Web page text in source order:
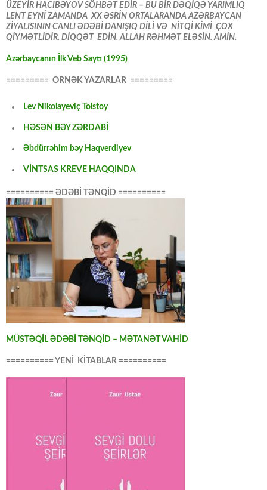
ÜZEYİR HACIBƏYOV SÖHBƏT EDİR – BU BİR DƏQİQƏ YARIMLIQ
LENT EYNİ ZAMANDA XX ƏSRİN ORTALARANDA AZƏRBAYCAN
ZİYALISININ CANLI ƏDƏBİ DANIŞIQ DİLİ VƏ NİTQİ KİMİ ÇOX
QİYMƏTLİDİR. DİQQƏT EDİN. ALLAH RƏHMƏT ELƏSİN. AMİN.
Azərbaycanın İlk Veb Saytı (1995)
========= ÖRNƏK YAZARLAR =========
Lev Nikolayeviç Tolstoy
HƏSƏN BƏY ZƏRDABİ
Əbdürrəhim bəy Haqverdiyev
VİNTSAS KREVE HAQQINDA
========== ƏDƏBİ TƏNQİD ==========
MÜSTƏQİL ƏDƏBİ TƏNQİD – MƏTANƏT VAHİD
========== YENİ KİTABLAR ==========